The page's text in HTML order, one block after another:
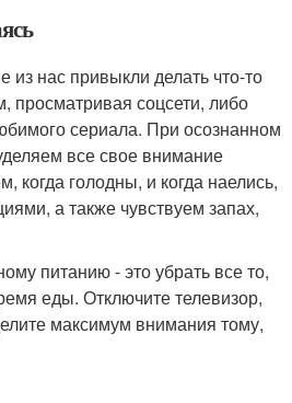
нас привыкли делать что-то
соцсети, либо
сериала. При осознанном
все свое внимание
когда голодны, и когда наелись,
а также чувствуем запах,
питанию - это убрать все то,
еды. Отключите телевизор,
максимум внимания тому,